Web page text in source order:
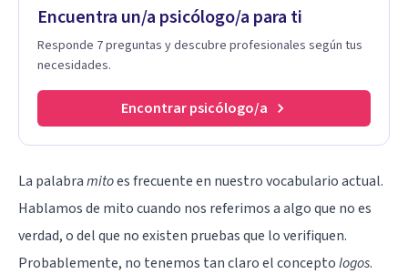
Encuentra un/a psicólogo/a para ti
Responde 7 preguntas y descubre profesionales según tus
necesidades.
Encontrar psicólogo/a
La palabramitoes frecuente en nuestro vocabulario actual.
Hablamos de mito cuando nos referimos a algo que no es
verdad, o del que no existen pruebas que lo verifiquen.
Probablemente, no tenemos tan claro el conceptologos.